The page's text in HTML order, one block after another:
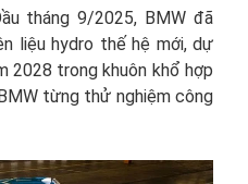
tháng 9/2025, BMW đã
liệu hydro thế hệ mới, dự
2028 trong khuôn khổ hợp
từng thử nghiệm công